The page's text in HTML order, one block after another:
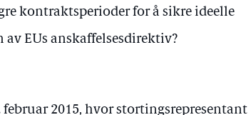
kontraktsperioder for å sikre ideelle
EUs anskaffelsesdirektiv?
2015, hvor stortingsrepresentant